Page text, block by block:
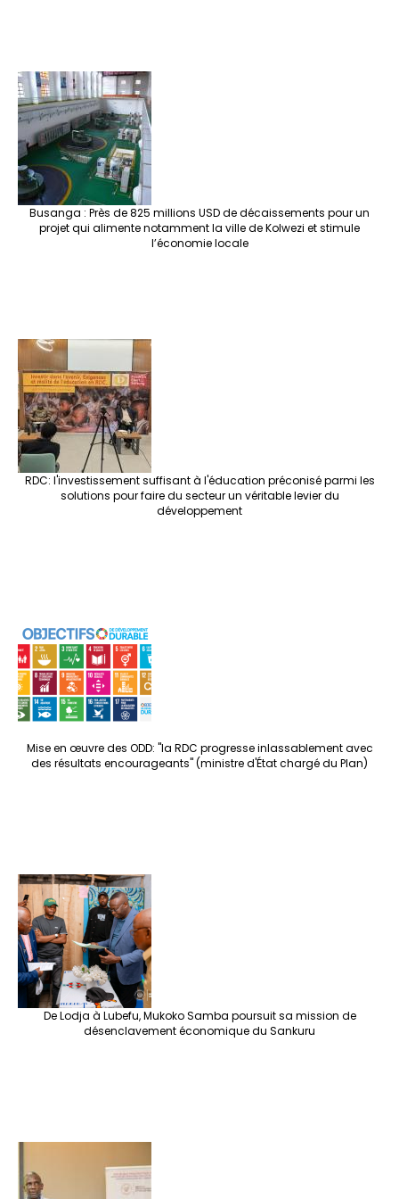
Busanga : Près de 825 millions USD de décaissements pour un
projet qui alimente notamment la ville de Kolwezi et stimule
l’économie locale
RDC: l'investissement suffisant à l'éducation préconisé parmi les
solutions pour faire du secteur un véritable levier du
développement
Mise en œuvre des ODD: "la RDC progresse inlassablement avec
des résultats encourageants" (ministre d'État chargé du Plan)
De Lodja à Lubefu, Mukoko Samba poursuit sa mission de
désenclavement économique du Sankuru